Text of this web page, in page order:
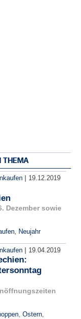
THEMA
| 19.12.2019
Dezember sowie
, Neujahr
| 19.04.2019
, Ostern,